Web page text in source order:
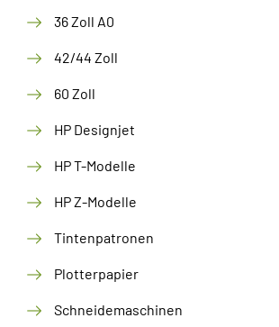
36 Zoll A0
42/44 Zoll
60 Zoll
HP Designjet
HP T-Modelle
HP Z-Modelle
Tintenpatronen
Plotterpapier
Schneidemaschinen